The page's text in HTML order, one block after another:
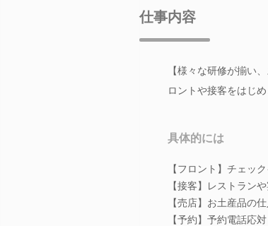
仕事内容
【様々な研修が揃い
ロントや接客をはじ
具体的には
【フロント】チェッ
【接客】レストラン
【売店】お土産品の
【予約】予約電話応対